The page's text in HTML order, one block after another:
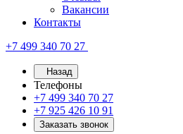
Вакансии
Контакты
+7 499 340 70 27
Назад
Телефоны
+7 499 340 70 27
+7 925 426 10 91
Заказать звонок